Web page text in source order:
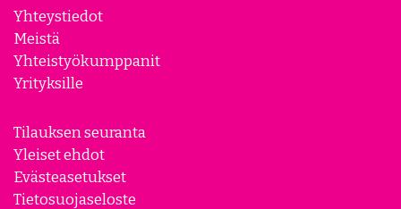
Yhteystiedot
Meistä
Yhteistyökumppanit
Yrityksille
Tilauksen seuranta
Yleiset ehdot
Evästeasetukset
Tietosuojaseloste